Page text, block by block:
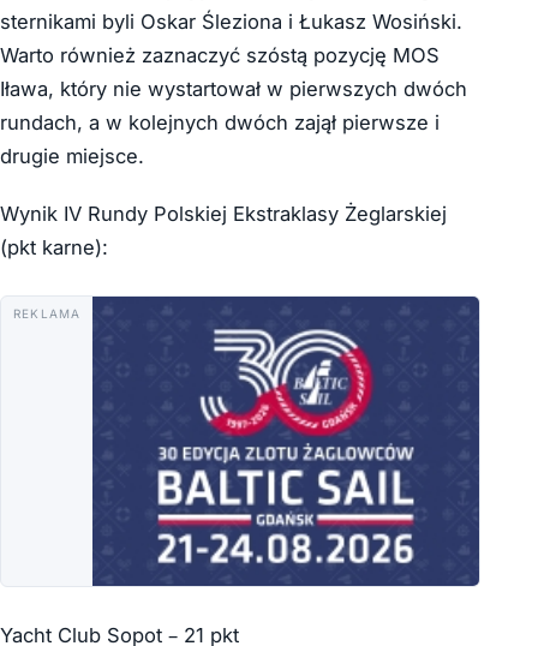
sternikami byli Oskar Śleziona i Łukasz Wosiński.
Warto również zaznaczyć szóstą pozycję MOS
Iława, który nie wystartował w pierwszych dwóch
rundach, a w kolejnych dwóch zajął pierwsze i
drugie miejsce.
Wynik IV Rundy Polskiej Ekstraklasy Żeglarskiej
(pkt karne):
REKLAMA
Yacht Club Sopot – 21 pkt